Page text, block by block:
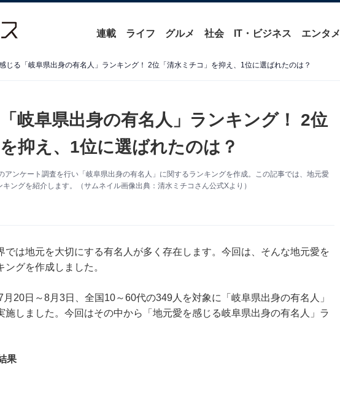
連載 ライフ グルメ 社会 IT・ビジネス エンタメ
じる「岐阜県出身の有名人」ランキング！ 2位「清水ミチコ」を抑え、1位に選ばれたのは？
岐阜県出身の有名人」ランキング！ 2位
抑え、1位に選ばれたのは？
アンケート調査を行い「岐阜県出身の有名人」に関するランキングを作成。この記事では、地元愛
ングを紹介します。（サムネイル画像出典：清水ミチコさん公式Xより）
では地元を大切にする有名人が多く存在します。今回は、そんな地元愛を
グを作成しました。
20日～8月3日、全国10～60代の349人を対象に「岐阜県出身の有名人」
施しました。今回はその中から「地元愛を感じる岐阜県出身の有名人」ラ
果